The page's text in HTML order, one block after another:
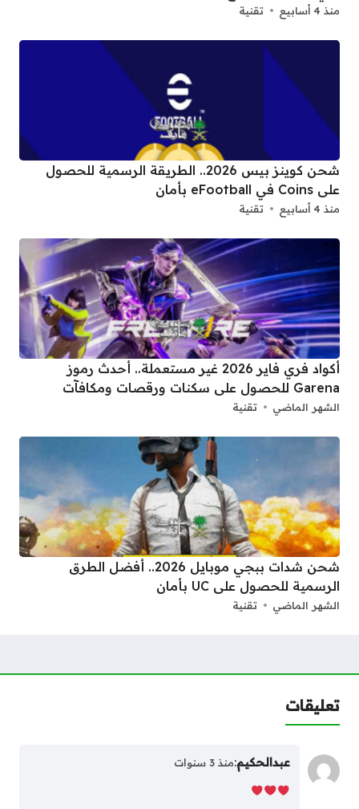
منذ 4 أسابيع تقنية
شحن كوينز بيس 2026.. الطريقة الرسمية للحصول
على Coins في eFootball بأمان
منذ 4 أسابيع تقنية
أكواد فري فاير 2026 غير مستعملة.. أحدث رموز
Garena للحصول على سكنات ورقصات ومكافآت
الشهر الماضي تقنية
شحن شدات ببجي موبايل 2026.. أفضل الطرق
الرسمية للحصول على UC بأمان
الشهر الماضي تقنية
تعليقات
عبدالحكيم:منذ 3 سنوات